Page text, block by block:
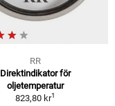
RR
Direktindikator för
oljetemperatur
823,80 kr1